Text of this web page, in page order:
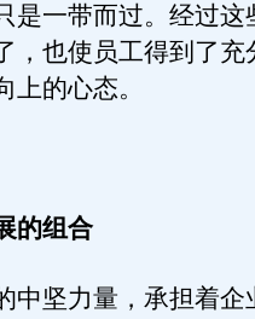
是一带而过。经过这
，也使员工得到了充
的心态。
的组合
坚力量，承担着企